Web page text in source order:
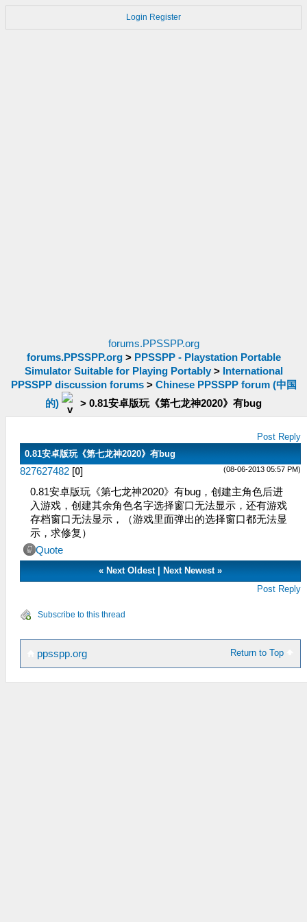
Login Register
forums.PPSSPP.org
forums.PPSSPP.org> PPSSPP - Playstation Portable
Simulator Suitable for Playing Portably> International
PPSSPP discussion forums> Chinese PPSSPP forum (中国
的)
> 0.81安卓版玩《第七龙神2020》有bug
Post Reply
0.81安卓版玩《第七龙神2020》有bug
(08-06-2013 05:57 PM)
827627482 [0]
0.81安卓版玩《第七龙神2020》有bug，创建主角色后进
入游戏，创建其余角色名字选择窗口无法显示，还有游戏
存档窗口无法显示，（游戏里面弹出的选择窗口都无法显​
示，求修复）
Quote
« Next Oldest| Next Newest»
Post Reply
Subscribe to this thread
Return to Top
ppsspp.org